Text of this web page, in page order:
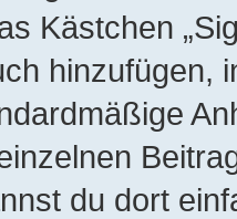
Kästchen
hinzufügen,
du dort